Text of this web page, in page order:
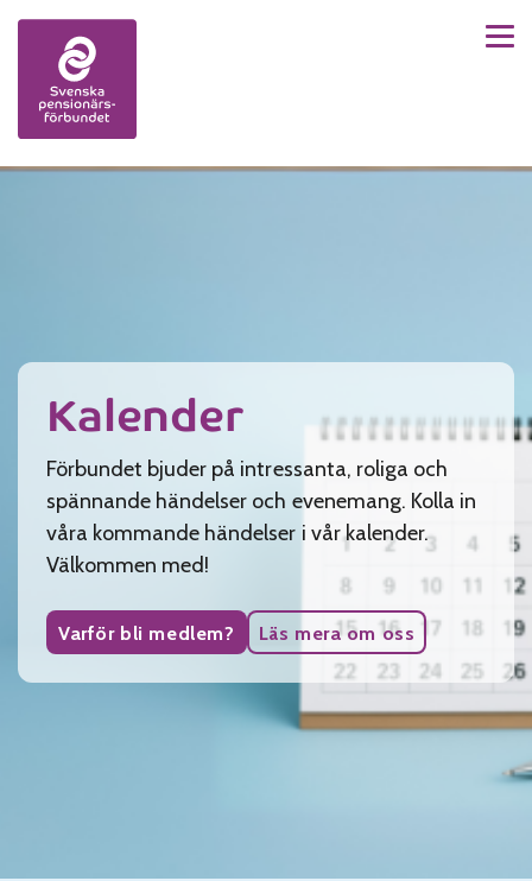
Skip to content
Kalender
Förbundet bjuder på intressanta, roliga och
spännande händelser och evenemang. Kolla in
våra kommande händelser i vår kalender.
Välkommen med!
Varför bli medlem? Läs mera om oss